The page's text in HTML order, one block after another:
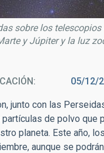
sobre los
y Júpiter y la luz
05/12/
junto con las
partículas de polvo
planeta. Este año,
aunque se